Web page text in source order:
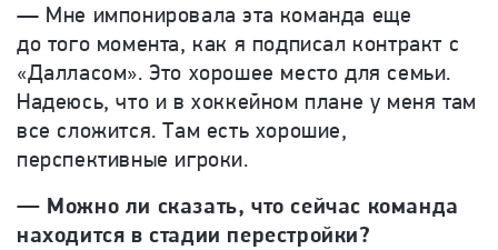
— Мне импонировала эта команда еще
до того момента, как я подписал контракт с
«Далласом». Это хорошее место для семьи.
Надеюсь, что и в хоккейном плане у меня там
все сложится. Там есть хорошие,
перспективные игроки.
— Можно ли сказать, что сейчас команда
находится в стадии перестройки?